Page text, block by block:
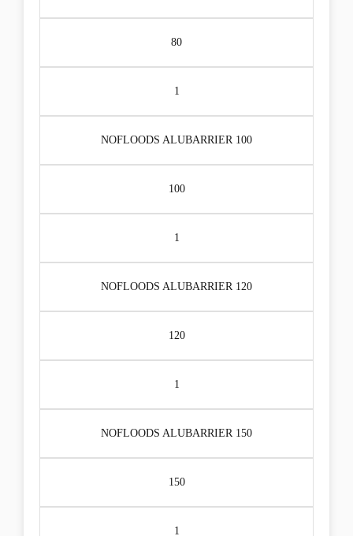
80
1
NOFLOODS ALUBARRIER 100
100
1
NOFLOODS ALUBARRIER 120
120
1
NOFLOODS ALUBARRIER 150
150
1